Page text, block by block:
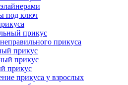
под ключ
прикус
прикуса
прикус
прикус
прикус
прикуса у взрослых